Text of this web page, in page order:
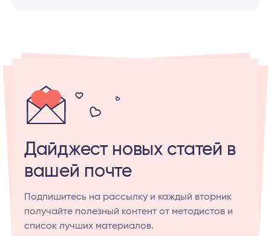
Дайджест новых статей в
вашей почте
Подпишитесь на рассылку и каждый вторник
получайте полезный контент от методистов и
список лучших материалов.